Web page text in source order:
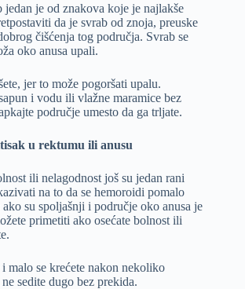
jedan je od znakova koje je najlakše
da je svrab od znoja, preuske
čišćenja tog područja. Svrab se
oko anusa upali.
jer to može pogoršati upalu.
i vodu ili vlažne maramice bez
područje umesto da ga trljate.
u rektumu ili anusu
ili nelagodnost još su jedan rani
na to da se hemoroidi pomalo
su spoljašnji i područje oko anusa je
primetiti ako osećate bolnost ili
i malo se krećete nakon nekoliko
sedite dugo bez prekida.